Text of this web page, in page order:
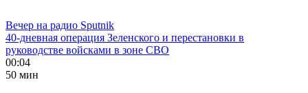
Вечер на радио Sputnik
40-дневная операция Зеленского и перестановки в
руководстве войсками в зоне СВО
00:04
50 мин